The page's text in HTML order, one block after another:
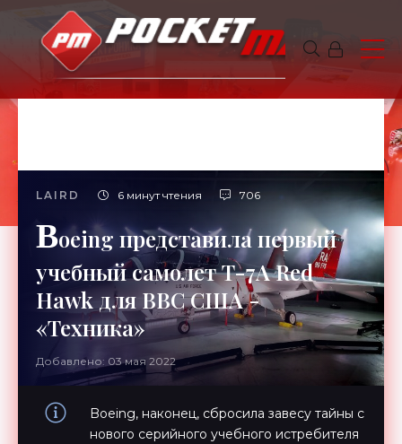
LAIRD 6 минут чтения 706
Boeing представила первый
учебный самолет T-7A Red
Hawk для ВВС США -
«Техника»
Добавлено: 03 мая 2022
Boeing, наконец, сбросила завесу тайны с
нового серийного учебного истребителя